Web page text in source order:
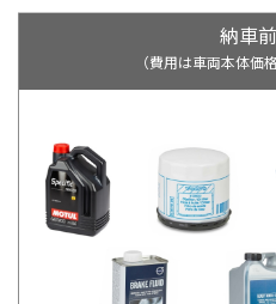
納車
（費用は車両本体価